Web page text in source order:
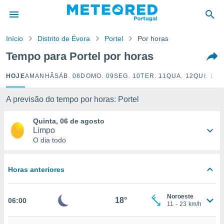
da
foi
as
fornecidas
ou
Início Distrito de Évora Portel Por horas
Tempo para Portel por horas
HOJEAMANHÃSÁB. 08 DOMO. 09SEG. 10TER. 11QUA. 12QUI. 13
A previsão do tempo por horas: Portel
Quinta, 06 de agosto
Limpo
O dia todo
Horas anteriores
06:00 18°
Noroeste
11 - 23 km/h